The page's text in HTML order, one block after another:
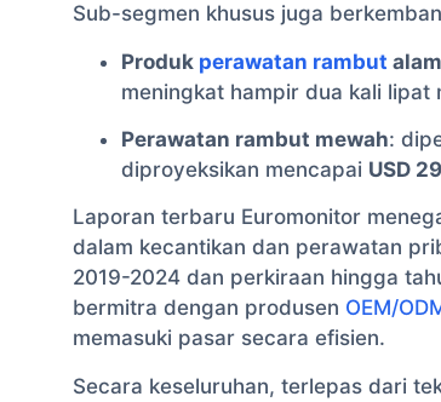
Sub-segmen khusus juga
Produk perawatan rambut
meningkat hampir dua kali lipat
Perawatan rambut mewah:
diproyeksikan mencapai USD
Laporan terbaru Euromonitor
dalam kecantikan dan perawatan
2019-2024 dan perkiraan hingga
bermitra dengan produsen OEM/
memasuki pasar secara efisien.
Secara keseluruhan, terlepas dari